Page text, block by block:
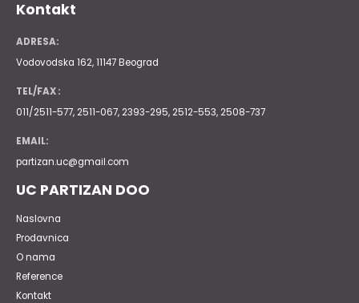
Kontakt
ADRESA:
Vodovodska 162, 11147 Beograd
TEL/FAX :
011/2511-577, 2511-067, 2393-295, 2512-553, 2508-737
EMAIL:
partizan.uc@gmail.com
UC PARTIZAN DOO
Naslovna
Prodavnica
O nama
Reference
Kontakt